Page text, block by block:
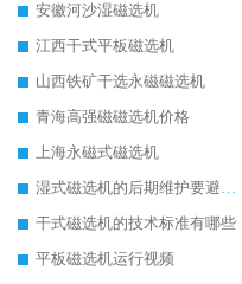
安徽河沙湿磁选机
江西干式平板磁选机
山西铁矿干选永磁磁选机
青海高强磁磁选机价格
上海永磁式磁选机
湿式磁选机的后期维护要避开哪些坑
干式磁选机的技术标准有哪些
平板磁选机运行视频